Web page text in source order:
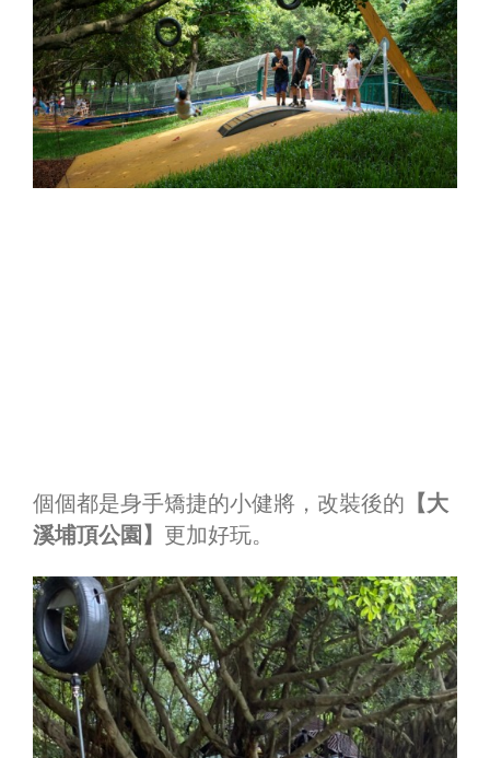
個個都是身手矯捷的小健將，改裝後的 【大
溪埔頂公園】 更加好玩。